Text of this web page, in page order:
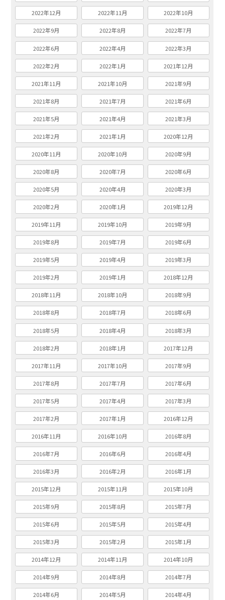
2022年12月 2022年11月 2022年10月
2022年9月 2022年8月 2022年7月
2022年6月 2022年4月 2022年3月
2022年2月 2022年1月 2021年12月
2021年11月 2021年10月 2021年9月
2021年8月 2021年7月 2021年6月
2021年5月 2021年4月 2021年3月
2021年2月 2021年1月 2020年12月
2020年11月 2020年10月 2020年9月
2020年8月 2020年7月 2020年6月
2020年5月 2020年4月 2020年3月
2020年2月 2020年1月 2019年12月
2019年11月 2019年10月 2019年9月
2019年8月 2019年7月 2019年6月
2019年5月 2019年4月 2019年3月
2019年2月 2019年1月 2018年12月
2018年11月 2018年10月 2018年9月
2018年8月 2018年7月 2018年6月
2018年5月 2018年4月 2018年3月
2018年2月 2018年1月 2017年12月
2017年11月 2017年10月 2017年9月
2017年8月 2017年7月 2017年6月
2017年5月 2017年4月 2017年3月
2017年2月 2017年1月 2016年12月
2016年11月 2016年10月 2016年8月
2016年7月 2016年6月 2016年4月
2016年3月 2016年2月 2016年1月
2015年12月 2015年11月 2015年10月
2015年9月 2015年8月 2015年7月
2015年6月 2015年5月 2015年4月
2015年3月 2015年2月 2015年1月
2014年12月 2014年11月 2014年10月
2014年9月 2014年8月 2014年7月
2014年6月 2014年5月 2014年4月